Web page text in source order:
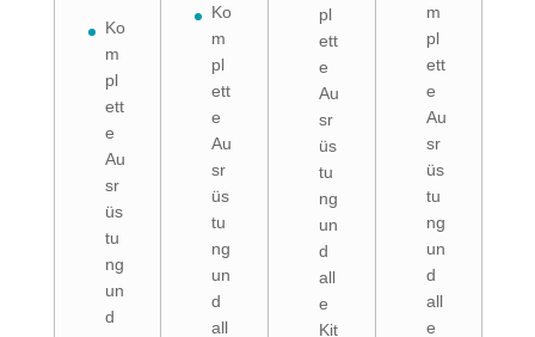
Ko
m
pl
ett
e
Au
sr
üs
tu
ng
un
d
Ko
m
pl
ett
e
Au
sr
üs
tu
ng
un
d
all
pl
ett
e
Au
sr
üs
tu
ng
un
d
all
e
Kit
m
pl
ett
e
Au
sr
üs
tu
ng
un
d
all
e